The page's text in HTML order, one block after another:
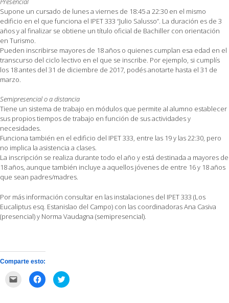
Supone un cursado de lunes a viernes de 18:45 a 22:30 en el mismo
edificio en el que funciona el IPET 333 “Julio Salusso”. La duración es de 3
años y al finalizar se obtiene un título oficial de Bachiller con orientación
en Turismo.
Pueden inscribirse mayores de 18 años o quienes cumplan esa edad en el
transcurso del ciclo lectivo en el que se inscribe. Por ejemplo, si cumplís
los 18 antes del 31 de diciembre de 2017, podés anotarte hasta el 31 de
marzo.
Semipresencial o a distancia
Tiene un sistema de trabajo en módulos que permite al alumno establecer
sus propios tiempos de trabajo en función de sus actividades y
necesidades.
Funciona también en el edificio del IPET 333, entre las 19 y las 22:30, pero
no implica la asistencia a clases.
La inscripción se realiza durante todo el año y está destinada a mayores de
18 años, aunque también incluye a aquellos jóvenes de entre 16 y 18 años
que sean padres/madres.
Por más información consultar en las instalaciones del IPET 333 (Los
Eucaliptus esq. Estanislao del Campo) con las coordinadoras Ana Casiva
(presencial) y Norma Vaudagna (semipresencial).
Comparte esto:
Haz
clic
Haz
clic